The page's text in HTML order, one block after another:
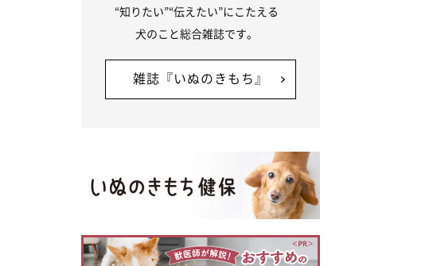
“知りたい”“伝えたい”にこたえる
犬のこと総合雑誌です。
雑誌『いぬのきもち』